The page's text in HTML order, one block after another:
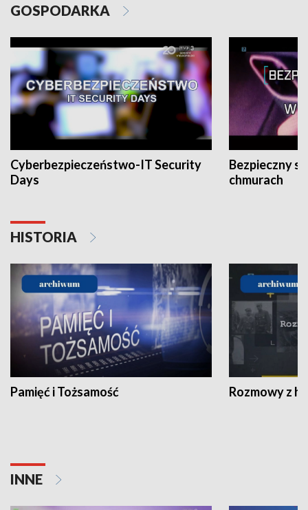
GOSPODARKA
Cyberbezpieczeństwo-IT Security
Days
Bezpieczny
chmurach
HISTORIA
Pamięć i Tożsamość Rozmowy z
INNE